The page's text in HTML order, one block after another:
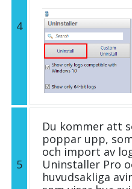
4
5
Du kommer att
poppar upp,
och import av
Uninstaller Pro
huvudsakliga